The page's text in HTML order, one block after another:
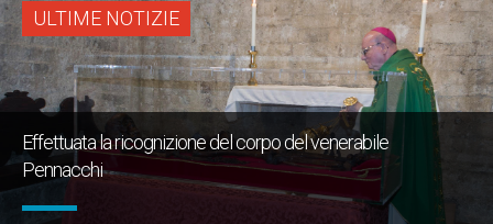
ULTIME NOTIZIE
Effettuata la ricognizione del corpo del venerabile
Pennacchi